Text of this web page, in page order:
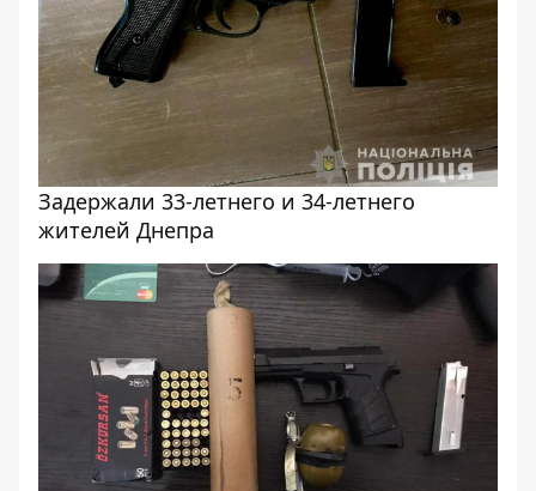
Задержали 33-летнего и 34-летнего
жителей Днепра